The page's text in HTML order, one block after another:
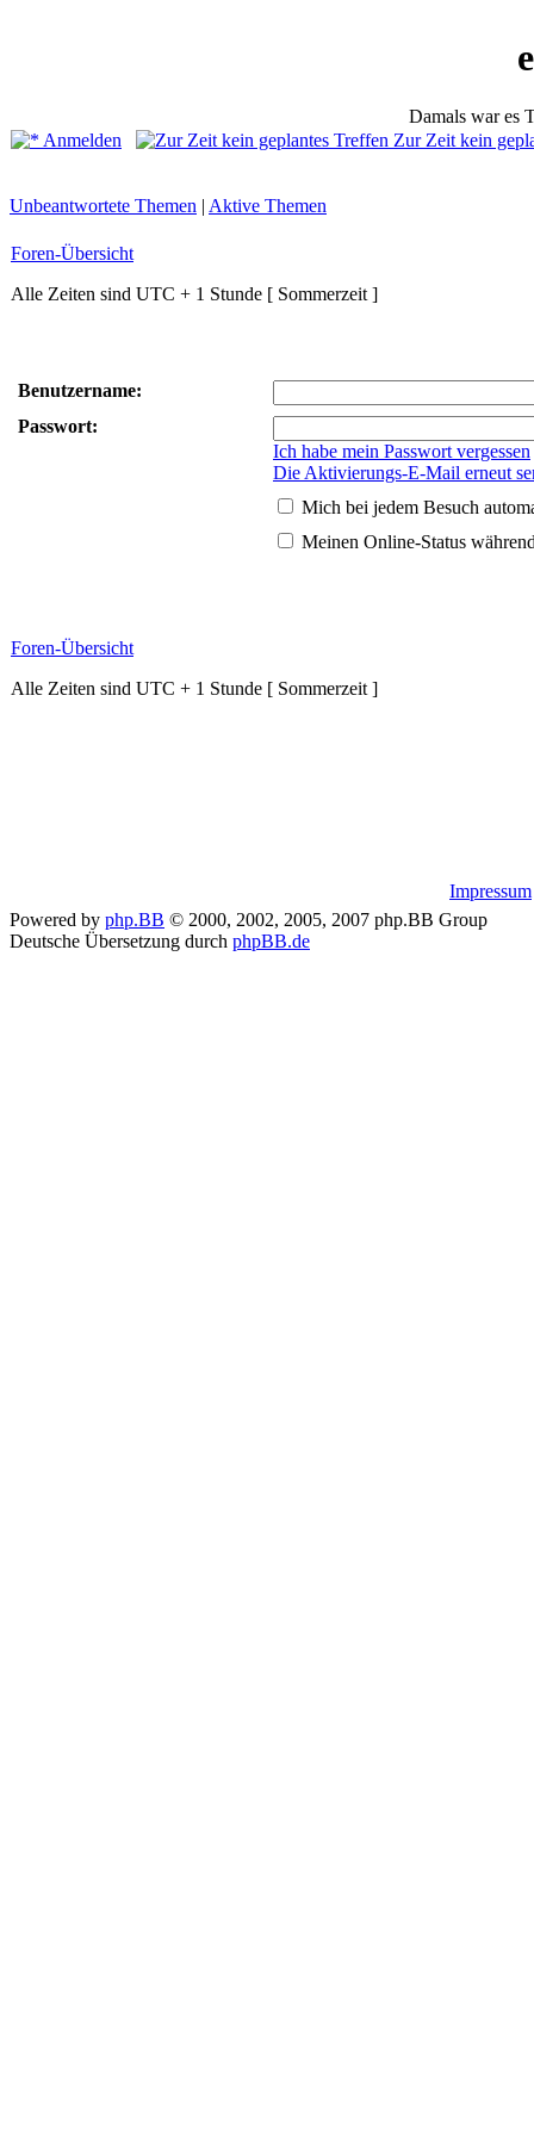
Damals war es
Anmelden
Zur Zeit kein
Unbeantwortete Themen | Aktive Themen
Foren-Übersicht
Alle Zeiten sind UTC + 1 Stunde [ Sommerzeit ]
Benutzername:
Passwort:
Ich habe mein Passwort vergessen
Die Aktivierungs-E-Mail erneut
Mich bei jedem Besuch
Meinen Online-Status
Foren-Übersicht
Alle Zeiten sind UTC + 1 Stunde [ Sommerzeit ]
Impressum
Powered by php.BB © 2000, 2002, 2005, 2007 php.BB Group
Deutsche Übersetzung durch phpBB.de